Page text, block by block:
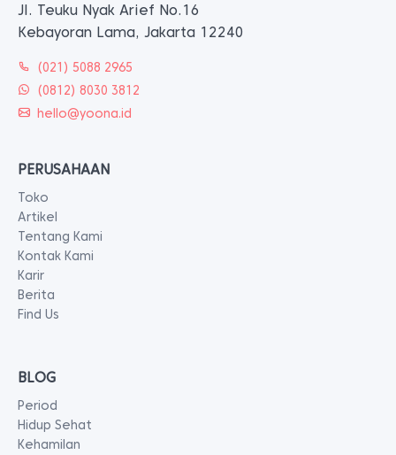
Jl. Teuku Nyak Arief No.16
Kebayoran Lama, Jakarta 12240
(021) 5088 2965
(0812) 8030 3812
hello@yoona.id
PERUSAHAAN
Toko
Artikel
Tentang Kami
Kontak Kami
Karir
Berita
Find Us
BLOG
Period
Hidup Sehat
Kehamilan